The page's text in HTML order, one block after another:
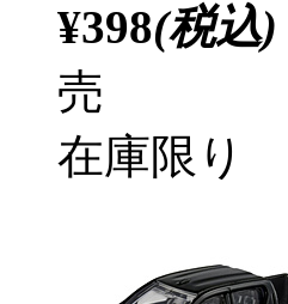
¥398(税込)
売
在庫限り